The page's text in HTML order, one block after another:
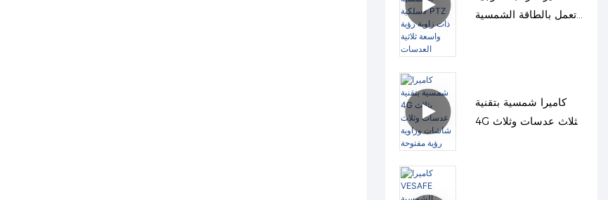
تعمل بالطاقة الشمسية
كاميرا شمسية بتقنية
4G بثلاث عدسات وثلاث